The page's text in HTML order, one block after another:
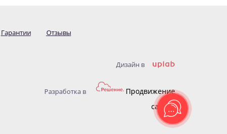
Гарантии Отзывы
Дизайн в
Разработка в
Продвижение
сайтов